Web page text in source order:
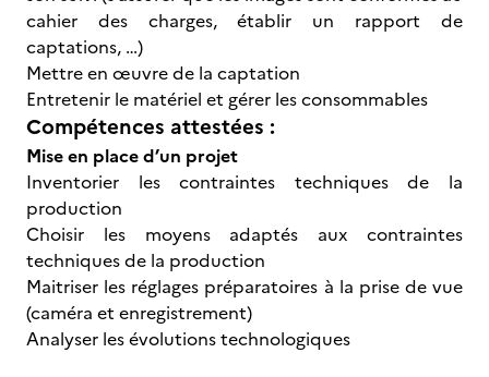
cahier des charges, établir un rapport de
captations, …)
Mettre en œuvre de la captation
Entretenir le matériel et gérer les consommables
Compétences attestées :
Mise en place d’un projet
Inventorier les contraintes techniques de la
production
Choisir les moyens adaptés aux contraintes
techniques de la production
Maitriser les réglages préparatoires à la prise de vue
(caméra et enregistrement)
Analyser les évolutions technologiques